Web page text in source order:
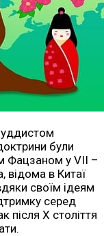
були
Фацзаном у VII –
відома в Китаї
своїм ідеям
серед
після X століття